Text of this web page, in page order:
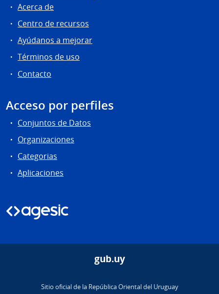
Acerca de
Centro de recursos
Ayúdanos a mejorar
Términos de uso
Contacto
Acceso por perfiles
Conjuntos de Datos
Organizaciones
Categorias
Aplicaciones
gub.uy
Sitio oficial de la República Oriental del Uruguay